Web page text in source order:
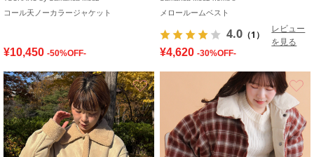
コール天ノーカラージャケット
¥10,450 -50%OFF-
メロールームベスト
4.0 （1）
レビュー
を見る
¥4,620 -30%OFF-
お気に入り